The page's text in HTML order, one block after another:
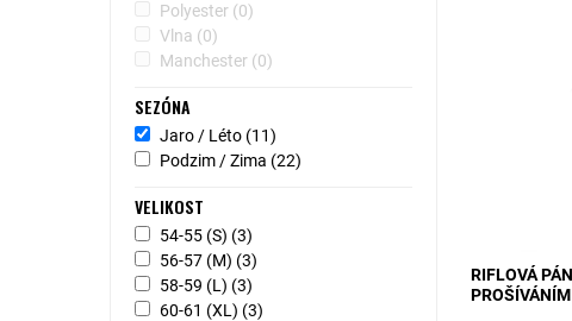
MODEL:
s jemný
ochrání před
krajích
RIFLOVÁ
PROŠÍVÁNÍM
Polyester (0)
Vlna (0)
Manchester (0)
SEZÓNA
Jaro / Léto (11)
Podzim / Zima (22)
VELIKOST
54-55 (S) (3)
56-57 (M) (3)
58-59 (L) (3)
60-61 (XL) (3)